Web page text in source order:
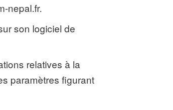
nepal.fr.
son logiciel de
relatives à la
paramètres figurant